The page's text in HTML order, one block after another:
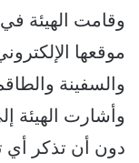
وقامت الهيئة
موقعها
والسفينة
وأشارت الهيئة
دون أن تذكر أي